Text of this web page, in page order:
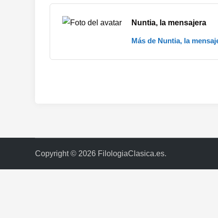
Nuntia, la mensajera
Más de Nuntia, la
Copyright © 2026 FilologiaClasica.es.